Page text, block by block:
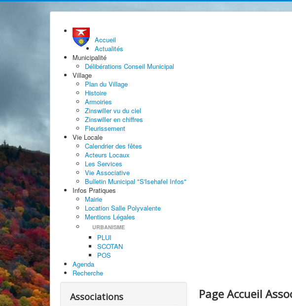
Accueil
Actualités
Municipalité
Délibérations Conseil Municipal
Village
Plan du Village
Histoire
Armoiries
Zinswiller vu du ciel
Zinswiller en chiffres
Fleurissement
Vie Locale
Calendrier des fêtes
Acteurs Locaux
Les Services
Vie Associative
Bulletin Municipal "S'Isehafel Infos"
Infos Pratiques
Mairie
Location Salle Polyvalente
Mentions Légales
URBANISME
PLUI
SCOTAN
POS
Agenda
Recherche
Associations Page Accueil